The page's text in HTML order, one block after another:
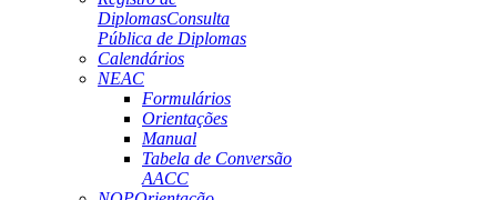
DiplomasConsulta
Pública de Diplomas
Calendários
NEAC
Formulários
Orientações
Manual
Tabela de Conversão
AACC